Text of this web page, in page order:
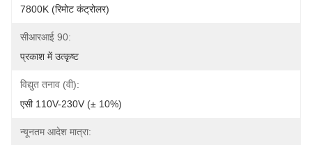
7800K (रिमोट कंट्रोलर)
सीआरआई 90:
प्रकाश में उत्कृष्ट
विद्युत तनाव (वी):
एसी 110V-230V (± 10%)
न्यूनतम आदेश मात्रा: